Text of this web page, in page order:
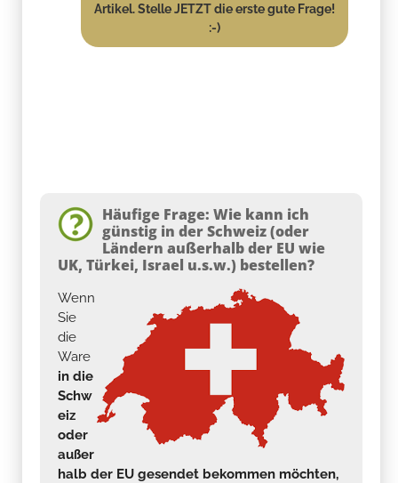
Artikel. Stelle JETZT die erste gute Frage!
:-)
Häufige Frage: Wie kann ich
günstig in der Schweiz (oder
Ländern außerhalb der EU wie
UK, Türkei, Israel u.s.w.) bestellen?
Wenn
Sie
die
Ware
in die
Schw
eiz
oder
außer
halb der EU gesendet bekommen möchten,